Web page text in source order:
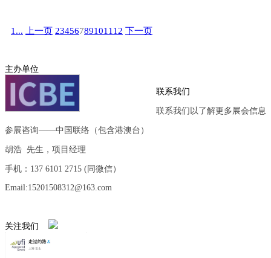
1... 上一页 23456789101112 下一页
主办单位
联系我们
联系我们以了解更多展会信息
参展咨询——中国联络（包含港澳台）
胡浩 先生，项目经理
手机：137 6101 2715 (同微信）
Email:15201508312@163.com
关注我们